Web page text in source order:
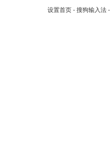
设置首页 - 搜狗输入法 -